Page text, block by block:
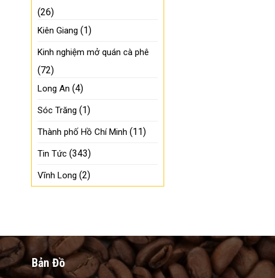
(26)
Kiên Giang (1)
Kinh nghiệm mở quán cà phê
(72)
Long An (4)
Sóc Trăng (1)
Thành phố Hồ Chí Minh (11)
Tin Tức (343)
Vĩnh Long (2)
Bản Đồ